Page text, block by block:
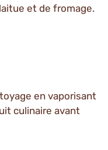
et de fromage.
en vaporisant
culinaire avant